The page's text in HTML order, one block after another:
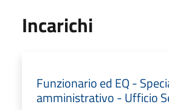
Incarichi
Funzionario ed EQ -
amministrativo - Ufficio